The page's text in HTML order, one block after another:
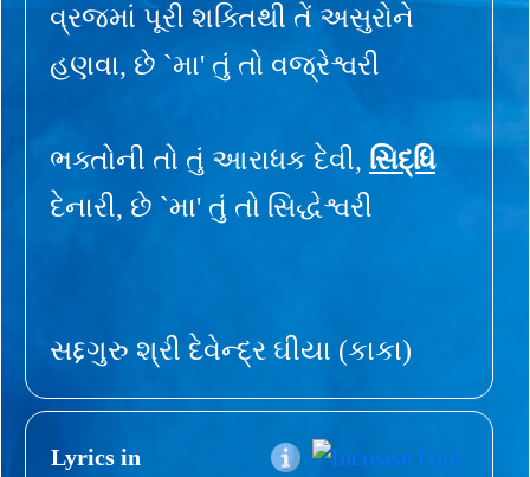
વ્રજમાં પૂરી શક્તિથી તેં અસુરોને
હણવા, છે `મા' તું તો વજ્રેશ્વરી
ભક્તોની તો તું આરાધક દેવી, સિદ્ધિ
દેનારી, છે `મા' તું તો સિદ્ધેશ્વરી
સદ્દગુરુ શ્રી દેવેન્દ્ર ઘીયા (કાકા)
Lyrics in